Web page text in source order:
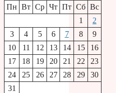
Пн Вт Ср Чт Пт Сб Вс
1
2
3
4 5 6 7 8
9
10
11 12 13 14 15
16
17
18 19 20 21 22
23
24
25 26 27 28 29
30
31